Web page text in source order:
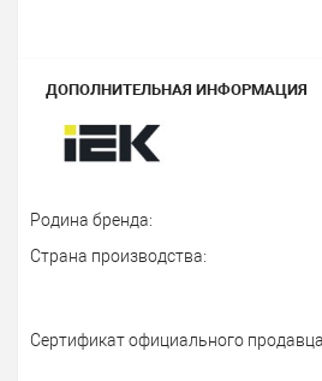
ДОПОЛНИТЕЛЬНАЯ ИНФОРМАЦИЯ
Родина бренда:
Страна производства:
Сертификат официального